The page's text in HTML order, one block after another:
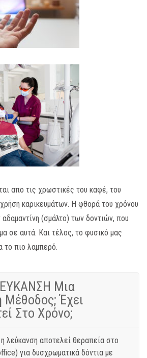
απο τις χρωστικές του καφέ, του
καρικευμάτων. Η φθορά του χρόνου
αδαμαντίνη (σμάλτο) των δοντιών, που
σε αυτά. Και τέλος, το φυσικό μας
το πιο λαμπερό.
Μια
Μέθοδος; Έχει
Στο Χρόνο;
λεύκανση αποτελεί θεραπεία στο
για δυσχρωματικά δόντια με